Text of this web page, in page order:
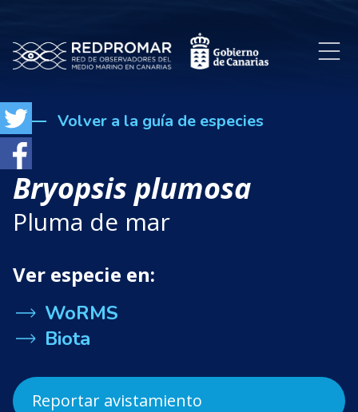
Volver a la guía de especies
Bryopsis plumosa
Pluma de mar
Ver especie en:
WoRMS
Biota
Reportar avistamiento